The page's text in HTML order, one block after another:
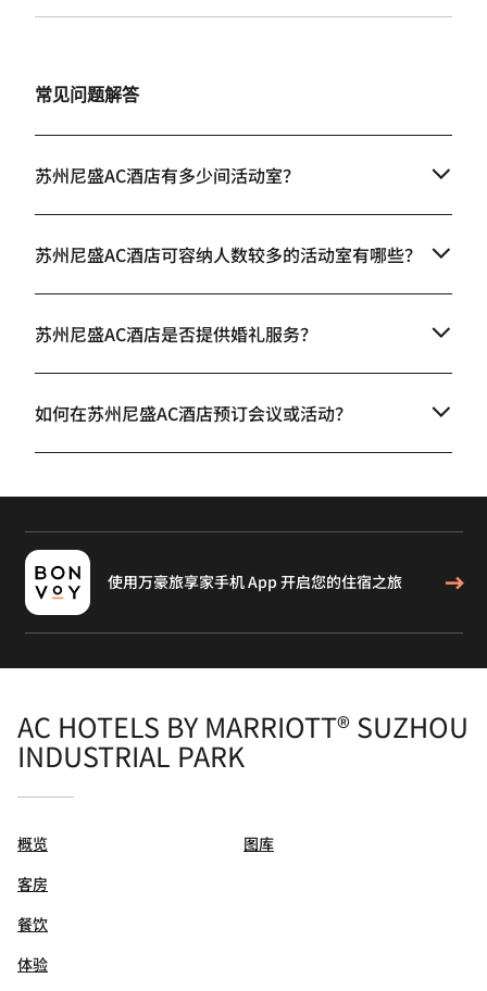
常见问题解答
苏州尼盛AC酒店有多少间活动室？
苏州尼盛AC酒店可容纳人数较多的活动室有哪些？
苏州尼盛AC酒店是否提供婚礼服务？
如何在苏州尼盛AC酒店预订会议或活动？
使用万豪旅享家手机 App 开启您的住宿之旅
AC HOTELS BY MARRIOTT® SUZHOU
INDUSTRIAL PARK
概览
客房
餐饮
体验
图库